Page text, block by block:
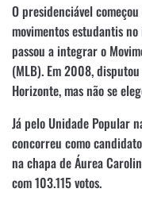
O presidenciável
movimentos estudantis
passou a integrar o
(MLB). Em 2008,
Horizonte, mas não se
Já pelo Unidade Popular
concorreu como
na chapa de Áurea
com 103.115 votos.